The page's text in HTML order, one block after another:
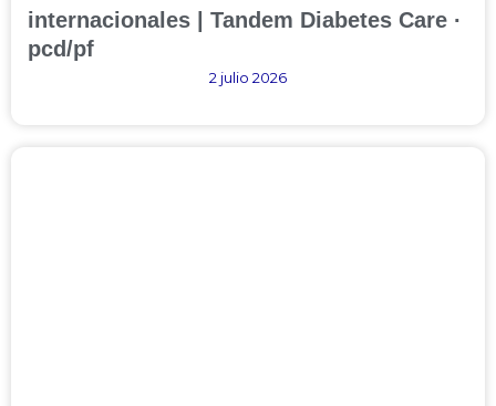
internacionales | Tandem Diabetes Care ·
pcd/pf
2 julio 2026